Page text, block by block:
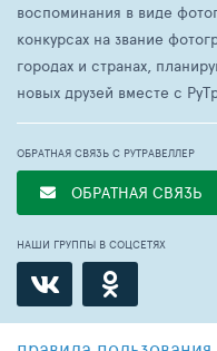
воспоминания в виде
конкурсах на звание
городах и странах,
новых друзей вместе с
ОБРАТНАЯ СВЯЗЬ С РУТРАВЕЛЛЕР
ОБРАТНАЯ СВЯЗЬ
НАШИ ГРУППЫ В СОЦСЕТЯХ